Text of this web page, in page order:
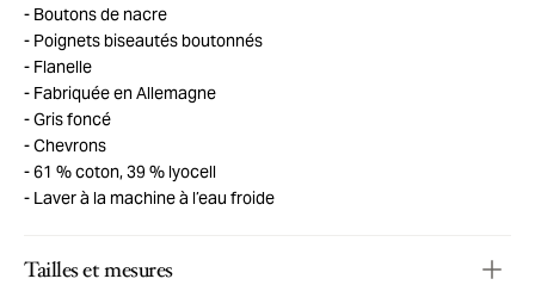
Boutons de nacre
Poignets biseautés boutonnés
Flanelle
Fabriquée en Allemagne
Gris foncé
Chevrons
61 % coton, 39 % lyocell
Laver à la machine à l’eau froide
Tailles et mesures